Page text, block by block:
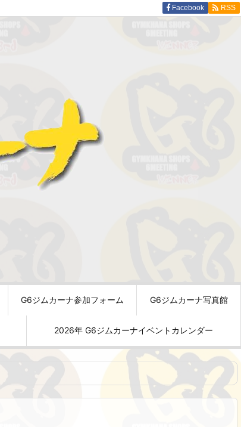
G6ジムカーナ参加フォーム G6ジムカーナ写真館
2026年 G6ジムカーナイベントカレンダー
Facebook RSS